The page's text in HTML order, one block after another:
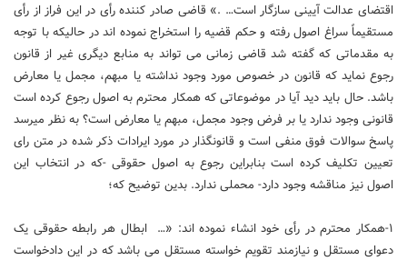
اقتضای عدالت آیینی سازگار است… .» قاضی صادر کننده رأی در این فراز از رأی
مستقیماً سراغ اصول رفته و حکم قضیه را استخراج نموده‏ اند در حالیکه با توجه
به مقدماتی که گفته شد قاضی زمانی می‏ تواند به منابع دیگری غیر از قانون
رجوع نماید که قانون در خصوص مورد وجود نداشته یا مبهم، مجمل یا معارض
باشد. حال باید دید آیا در موضوعاتی که همکار محترم به اصول رجوع کرده است
قانونی وجود ندارد یا بر فرض وجود مجمل، مبهم یا معارض است؟ به نظر می‏رسد
پاسخ سوالات فوق منفی است و قانونگذار در مورد ایرادات ذکر شده در متن رای
تعیین تکلیف کرده است بنابراین رجوع به اصول حقوقی -که در انتخاب این
اصول نیز مناقشه وجود دارد- محملی ندارد. بدین توضیح که؛
۱-همکار محترم در رأی خود انشاء نموده اند: «… ابطال هر رابطه حقوقی یک
دعوای مستقل و نیازمند تقویم خواسته مستقل می باشد که در این دادخواست